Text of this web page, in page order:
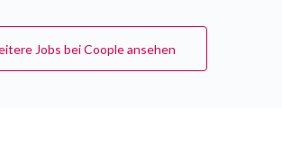
Jobs bei Coople ansehen